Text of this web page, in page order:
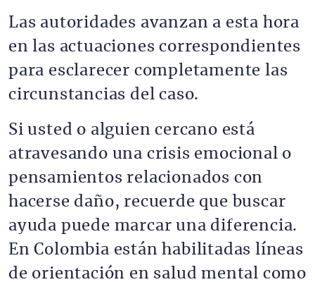
Las autoridades avanzan a esta hora
en las actuaciones correspondientes
para esclarecer completamente las
circunstancias del caso.
Si usted o alguien cercano está
atravesando una crisis emocional o
pensamientos relacionados con
hacerse daño, recuerde que buscar
ayuda puede marcar una diferencia.
En Colombia están habilitadas líneas
de orientación en salud mental como